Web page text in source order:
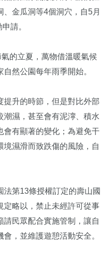
金瓜洞等4個洞穴，自5月
請。
的立夏，萬物借溫暖氣候
然公園每年雨季開始。
提升的時節，但是對比外部
潮濕，甚至會有泥濘、積水
會有顯著的變化；為避免干
濕滑而致跌傷的風險，自
法第13條授權訂定的壽山國
定略以，禁止未經許可從事
民眾配合實施管制，讓自
，並維護遊憩活動安全。